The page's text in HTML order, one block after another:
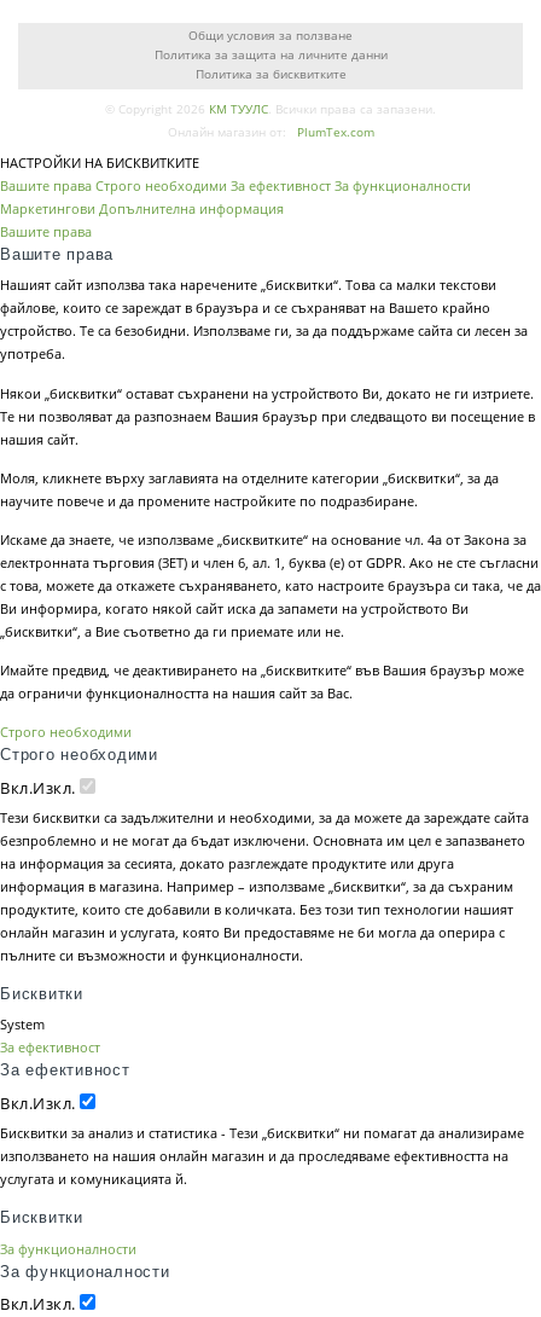
Общи условия за ползване
Политика за защита на личните данни
Политика за бисквитките
© Copyright 2026 КМ ТУУЛС. Всички права са запазени.
Онлайн магазин от:
PlumTex.com
НАСТРОЙКИ НА БИСКВИТКИТЕ
Вашите права Строго необходими За ефективност За функционалности
Маркетингови Допълнителна информация
Вашите права
Вашите права
Нашият сайт използва така наречените „бисквитки“. Това са малки текстови
файлове, които се зареждат в браузъра и се съхраняват на Вашето крайно
устройство. Те са безобидни. Използваме ги, за да поддържаме сайта си лесен за
употреба.
Някои „бисквитки“ остават съхранени на устройството Ви, докато не ги изтриете.
Те ни позволяват да разпознаем Вашия браузър при следващото ви посещение в
нашия сайт.
Моля, кликнете върху заглавията на отделните категории „бисквитки“, за да
научите повече и да промените настройките по подразбиране.
Искаме да знаете, че използваме „бисквитките“ на основание чл. 4а от Закона за
електронната търговия (ЗЕТ) и член 6, ал. 1, буква (е) от GDPR. Ако не сте съгласни
с това, можете да откажете съхраняването, като настроите браузъра си така, че да
Ви информира, когато някой сайт иска да запамети на устройството Ви
„бисквитки“, а Вие съответно да ги приемате или не.
Имайте предвид, че деактивирането на „бисквитките“ във Вашия браузър може
да ограничи функционалността на нашия сайт за Вас.
Строго необходими
Строго необходими
Вкл.Изкл.
Тези бисквитки са задължителни и необходими, за да можете да зареждате сайта
безпроблемно и не могат да бъдат изключени. Основната им цел е запазването
на информация за сесията, докато разглеждате продуктите или друга
информация в магазина. Например – използваме „бисквитки“, за да съхраним
продуктите, които сте добавили в количката. Без този тип технологии нашият
онлайн магазин и услугата, която Ви предоставяме не би могла да оперира с
пълните си възможности и функционалности.
Бисквитки
System
За ефективност
За ефективност
Вкл.Изкл.
Бисквитки за анализ и статистика - Тези „бисквитки“ ни помагат да анализираме
използването на нашия онлайн магазин и да проследяваме ефективността на
услугата и комуникацията й.
Бисквитки
За функционалности
За функционалности
Вкл.Изкл.